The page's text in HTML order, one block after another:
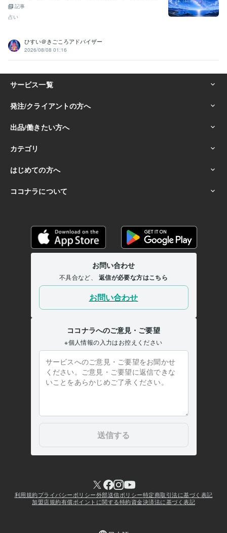
記事
占い
ひすい＠きごころアドバイザー
2026/08/08 01:16